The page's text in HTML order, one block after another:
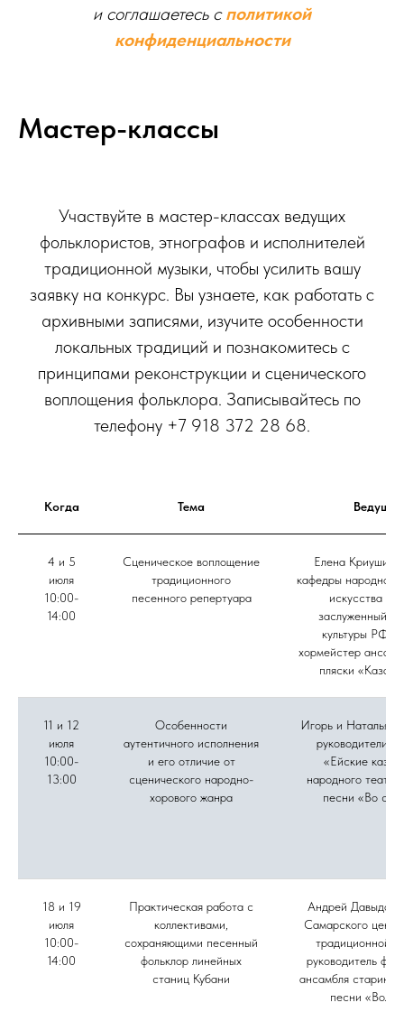
и соглашаетесь c политикой
конфиденциальности
Мастер-классы
Участвуйте в мастер-классах ведущих
фольклористов, этнографов и исполнителей
традиционной музыки, чтобы усилить вашу
заявку на конкурс. Вы узнаете, как работать с
архивными записями, изучите особенности
локальных традиций и познакомитесь с
принципами реконструкции и сценического
воплощения фольклора. Записывайтесь по
телефону +7 918 372 28 68.
Когда Тема Ведущие
4 и 5
июля
10:00-
14:00
Сценическое воплощение
традиционного
песенного репертуара
Елена
кафедры народного
искусства
заслуженный
культуры РФ,
хормейстер
пляски
11 и 12
июля
10:00-
13:00
Особенности
аутентичного исполнения
и его отличие от
сценического народно-
хорового жанра
Игорь и Наталья
руководители
«Ейские
народного театра
песни «Во
18 и 19
июля
10:00-
14:00
Практическая работа с
коллективами,
сохраняющими песенный
фольклор линейных
станиц Кубани
Андрей Давыдов,
Самарского
традиционной
руководитель
ансамбля
песни